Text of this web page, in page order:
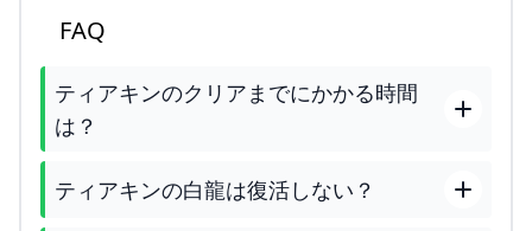
FAQ
ティアキンのクリアまでにかかる時間
は？
ティアキンの白龍は復活しない？